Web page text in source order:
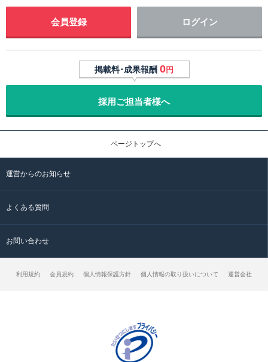
会員登録 ログイン
掲載料･成果報酬 0円
採用ご担当者様へ
ページトップへ
運営からのお知らせ
よくある質問
お問い合わせ
利用規約 会員規約 個人情報保護方針 個人情報の取り扱いについて 運営会社